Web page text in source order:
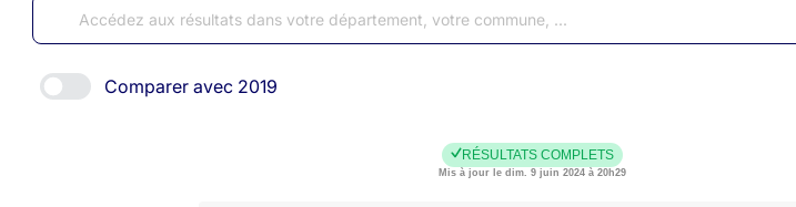
Comparer avec 2019
RÉSULTATS COMPLETS
Mis à jour le dim. 9 juin 2024 à 20h29